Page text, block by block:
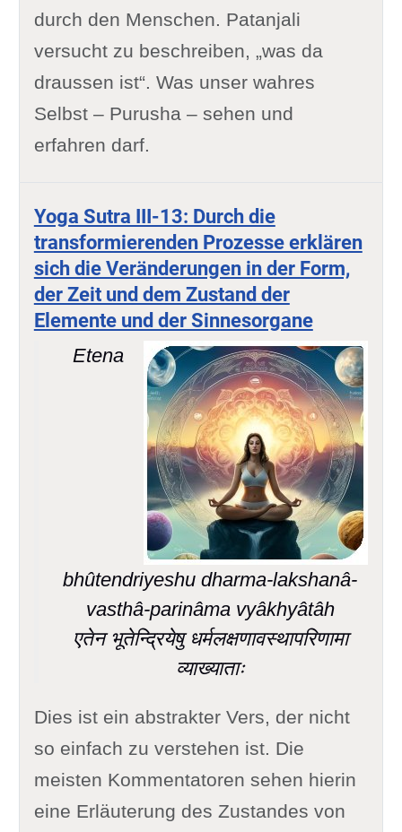
durch den Menschen. Patanjali
versucht zu beschreiben, „was da
draussen ist“. Was unser wahres
Selbst – Purusha – sehen und
erfahren darf.
Yoga Sutra III-13: Durch die
transformierenden Prozesse erklären
sich die Veränderungen in der Form,
der Zeit und dem Zustand der
Elemente und der Sinnesorgane
Etena
bhûtendriyeshu dharma-lakshanâ-
vasthâ-parinâma vyâkhyâtâh
एतेन भूतेन्द्रियेषु धर्मलक्षणावस्थापरिणामा
व्याख्याताः
Dies ist ein abstrakter Vers, der nicht
so einfach zu verstehen ist. Die
meisten Kommentatoren sehen hierin
eine Erläuterung des Zustandes von